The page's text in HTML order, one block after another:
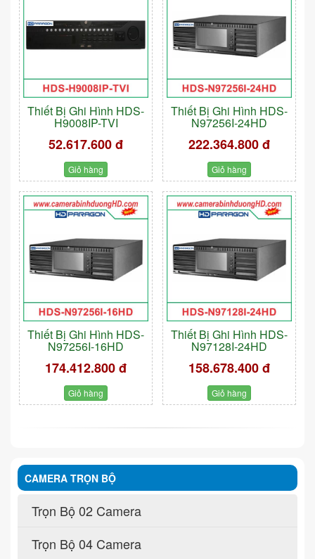
Thiết Bị Ghi Hình HDS-
H9008IP-TVI
52.617.600 đ
Giỏ hàng
Thiết Bị Ghi Hình HDS-
N97256I-24HD
222.364.800 đ
Giỏ hàng
Thiết Bị Ghi Hình HDS-
N97256I-16HD
174.412.800 đ
Giỏ hàng
Thiết Bị Ghi Hình HDS-
N97128I-24HD
158.678.400 đ
Giỏ hàng
CAMERA TRỌN BỘ
Trọn Bộ 02 Camera
Trọn Bộ 04 Camera